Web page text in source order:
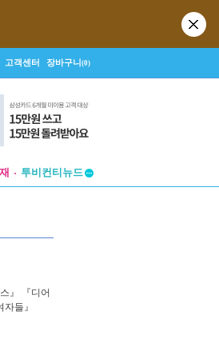
고객센터 장바구니(0)
투비컨티뉴드
』 『디어
들』